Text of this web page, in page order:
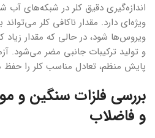
اندازه‌گیری دقیق کلر در شبکه‌های
ویژه‌ای دارد. مقدار ناکافی کلر
ویروس‌ها شود، در حالی که مقدار
و تولید ترکیبات جانبی مضر می‌شود.
پایش منظم، تعادل مناسب کلر را حفظ
بررسی فلزات سنگین و
و فاضلاب